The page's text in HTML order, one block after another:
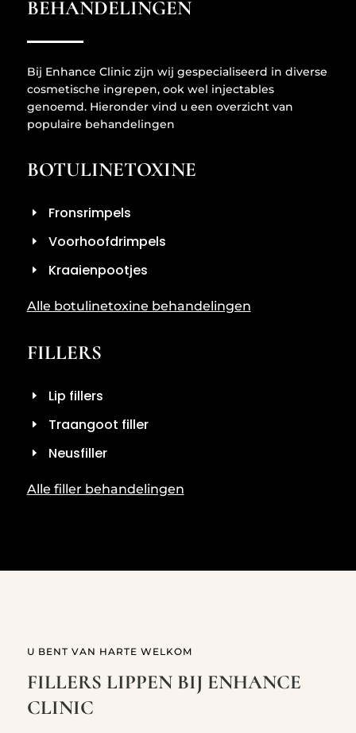
BEHANDELINGEN
Bij Enhance Clinic zijn wij gespecialiseerd in diverse
cosmetische ingrepen, ook wel injectables
genoemd. Hieronder vind u een overzicht van
populaire behandelingen
BOTULINETOXINE
Fronsrimpels
Voorhoofdrimpels
Kraaienpootjes
Alle botulinetoxine behandelingen
FILLERS
Lip fillers
Traangoot filler
Neusfiller
Alle filler behandelingen
U BENT VAN HARTE WELKOM
FILLERS LIPPEN BIJ ENHANCE
CLINIC